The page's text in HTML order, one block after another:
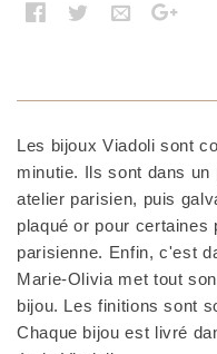
Les bijoux Viadoli sont
minutie. Ils sont dans
atelier parisien, puis
plaqué or pour certaines
parisienne. Enfin, c'est
Marie-Olivia met tout
bijou. Les finitions sont
Chaque bijou est livré